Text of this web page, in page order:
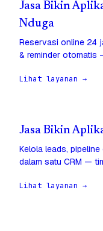
Jasa Bikin
Nduga
Reservasi online 24
& reminder otomatis
Lihat layanan →
Jasa Bikin
Kelola leads,
dalam satu CRM —
Lihat layanan →